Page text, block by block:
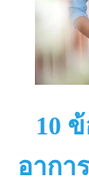
10
อากา